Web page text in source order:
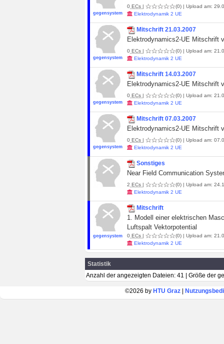
gegensystem
0 ECs | (0) | Upload am:
Elektrodynamik 2 UE
gegensystem
Mitschrift 21.03.2007
Elektrodynamics2-UE Mitschrift
0 ECs | (0) | Upload am:
Elektrodynamik 2 UE
gegensystem
Mitschrift 14.03.2007
Elektrodynamics2-UE Mitschrift
0 ECs | (0) | Upload am:
Elektrodynamik 2 UE
gegensystem
Mitschrift 07.03.2007
Elektrodynamics2-UE Mitschrift
0 ECs | (0) | Upload am:
Elektrodynamik 2 UE
Sonstiges
Near Field Communication
2 ECs | (0) | Upload am:
Elektrodynamik 2 UE
gegensystem
Mitschrift
1. Modell einer elektrischen
Luftspalt Vektorpotential
0 ECs | (0) | Upload am:
Elektrodynamik 2 UE
Statistik
Anzahl der angezeigten Dateien: 41 | Größe der
©2026 by HTU Graz|